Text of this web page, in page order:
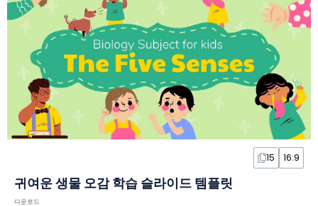
15 16:9
귀여운 생물 오감 학습 슬라이드 템플릿
다운로드